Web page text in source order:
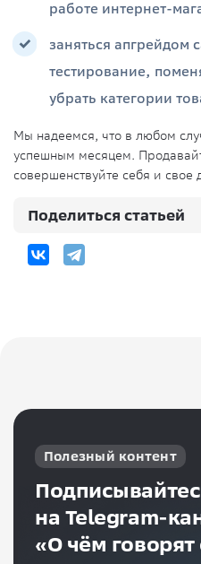
работе интернет-
заняться апгрейдом
тестирование,
убрать категории
Мы надеемся, что в любом
успешным месяцем.
совершенствуйте себя и свое
Поделиться статьей
Полезный контент
на Telegram-
«О чём